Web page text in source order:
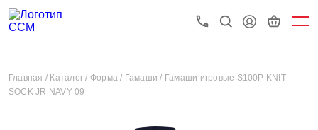
Главная / Каталог / Форма / Гамаши / Гамаши игровые S100P KNIT
SOCK JR NAVY 09